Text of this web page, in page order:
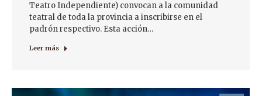
Teatro Independiente) convocan a la comunidad
teatral de toda la provincia a inscribirse en el
padrón respectivo. Esta acción…
Leer más